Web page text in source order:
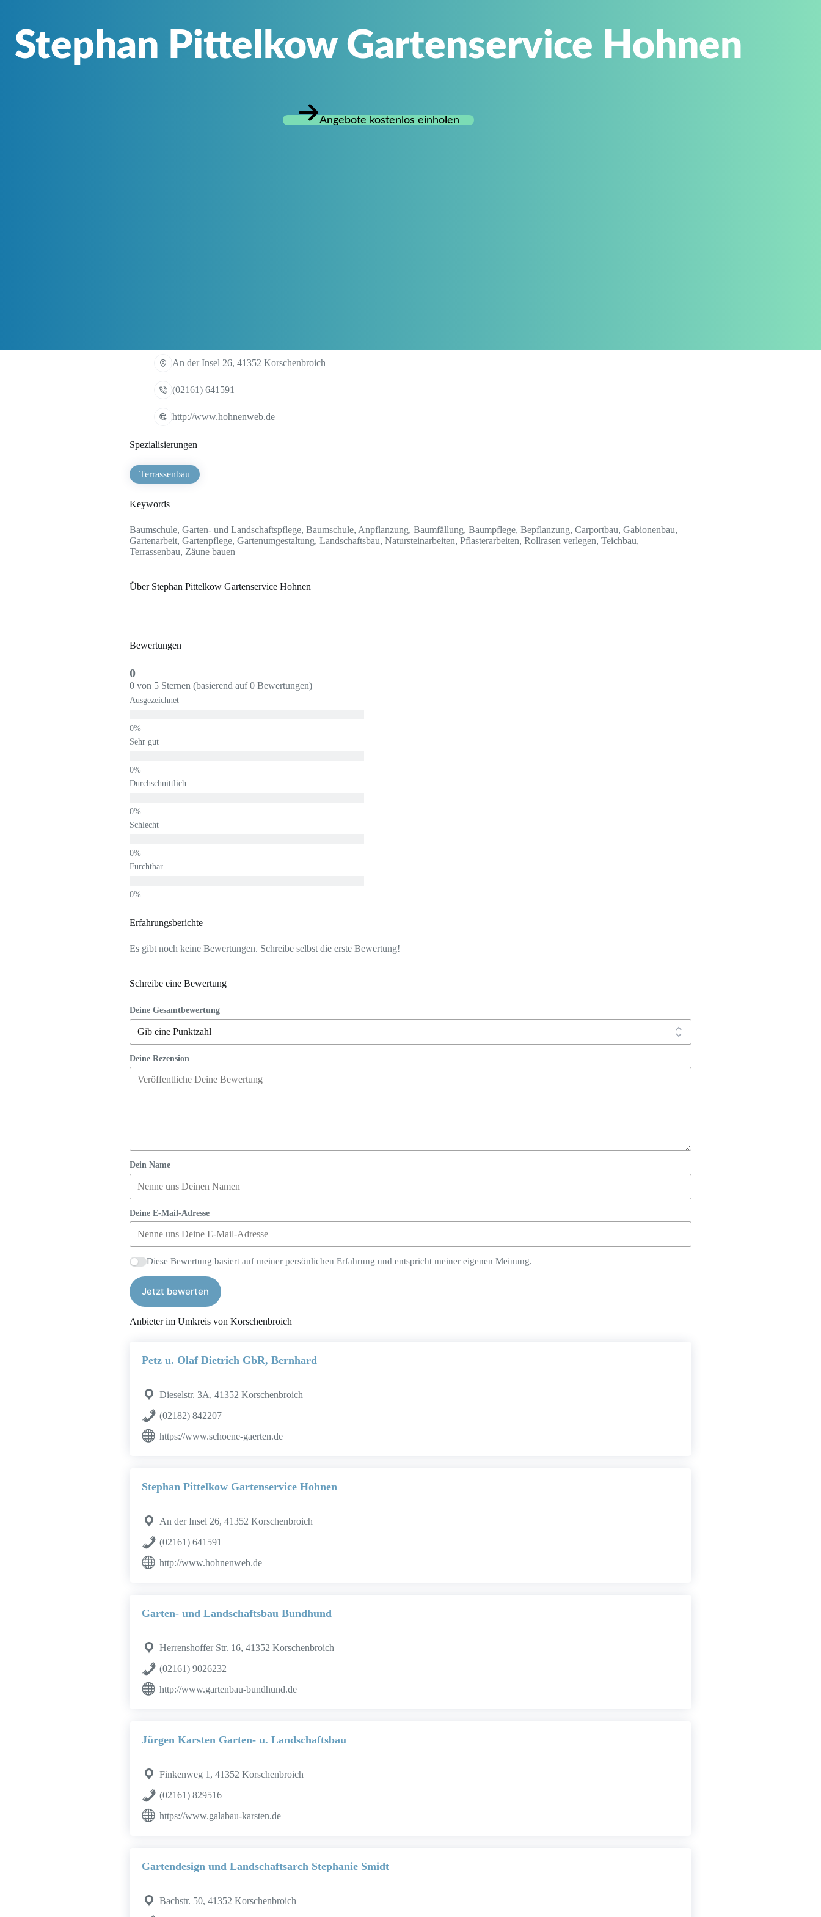
Stephan Pittelkow Gartenservice Hohnen
Angebote kostenlos einholen
An der Insel 26, 41352 Korschenbroich
(02161) 641591
http://www.hohnenweb.de
Spezialisierungen
Terrassenbau
Keywords
Baumschule, Garten- und Landschaftspflege, Baumschule, Anpflanzung, Baumfällung, Baumpflege, Bepflanzung, Carportbau, Gabionenbau,
Gartenarbeit, Gartenpflege, Gartenumgestaltung, Landschaftsbau, Natursteinarbeiten, Pflasterarbeiten, Rollrasen verlegen, Teichbau,
Terrassenbau, Zäune bauen
Über Stephan Pittelkow Gartenservice Hohnen
Bewertungen
0
0 von 5 Sternen (basierend auf 0 Bewertungen)
Ausgezeichnet
Sehr gut
Durchschnittlich
Schlecht
Furchtbar
Erfahrungsberichte
Es gibt noch keine Bewertungen. Schreibe selbst die erste Bewertung!
Schreibe eine Bewertung
Deine Gesamtbewertung
Deine Rezension
Dein Name
Deine E-Mail-Adresse
Diese Bewertung basiert auf meiner persönlichen Erfahrung und entspricht meiner eigenen Meinung.
Jetzt bewerten
Anbieter im Umkreis von Korschenbroich
Petz u. Olaf Dietrich GbR, Bernhard
Dieselstr. 3A, 41352 Korschenbroich
(02182) 842207
https://www.schoene-gaerten.de
Stephan Pittelkow Gartenservice Hohnen
An der Insel 26, 41352 Korschenbroich
(02161) 641591
http://www.hohnenweb.de
Garten- und Landschaftsbau Bundhund
Herrenshoffer Str. 16, 41352 Korschenbroich
(02161) 9026232
http://www.gartenbau-bundhund.de
Jürgen Karsten Garten- u. Landschaftsbau
Finkenweg 1, 41352 Korschenbroich
(02161) 829516
https://www.galabau-karsten.de
Gartendesign und Landschaftsarch Stephanie Smidt
Bachstr. 50, 41352 Korschenbroich